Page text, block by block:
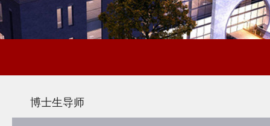
博士生导师